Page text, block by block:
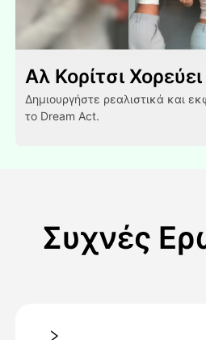
Αλ Κορίτσι Χορεύει
Δημιουργήστε ρεαλιστικά και
το Dream Act.
Συχνές